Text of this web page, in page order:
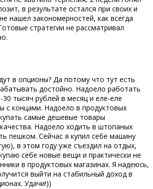
в результате остался при своих и
нашел закономерностей, как всегда
стратегии не рассматривал
в опционы? Да потому что тут есть
достойно. Надоело работать
тысяч рублей в месяц и еле-еле
с концами. Надоело в продуктовых
самые дешевые товары
Надоело ходить в штопаных
пешком. Сейчас я купил себе машину
в этом году уже съездил на отдых,
себе новые вещи и практически не
в продуктовых магазинах. Я надеюсь,
выйти на стабильный доход в
Удачи!))